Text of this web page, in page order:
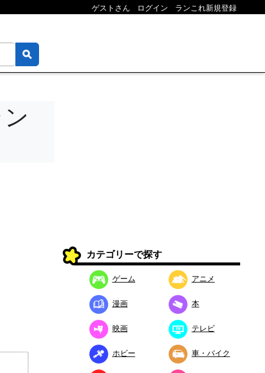
ゲストさん ログイン ランこれ新規登録
カテゴリーで探す
ゲーム アニメ
漫画 本
映画 テレビ
ホビー 車・バイク